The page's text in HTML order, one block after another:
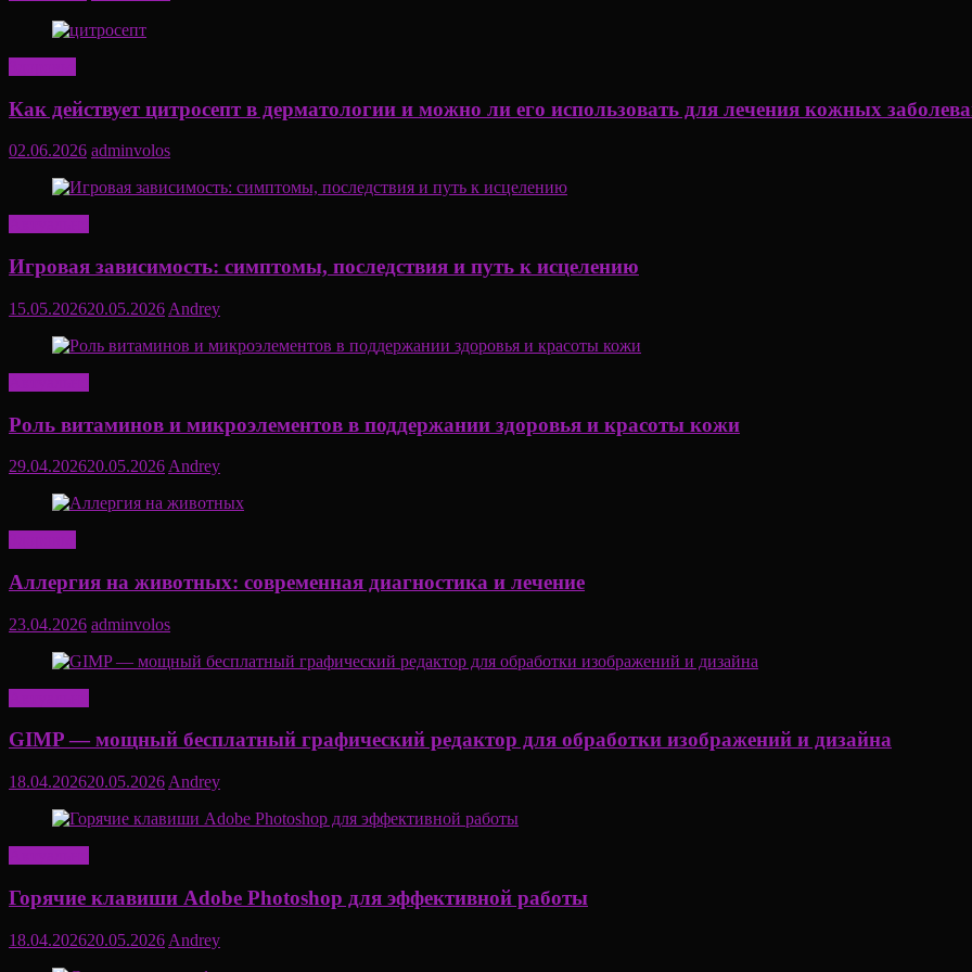
Как действует цитросепт в дерматологии и можно ли его использовать для лечения кожных
02.06.2026 adminvolos
Игровая зависимость: симптомы, последствия и путь к исцелению
15.05.202620.05.2026 Andrey
Роль витаминов и микроэлементов в поддержании здоровья и красоты кожи
29.04.202620.05.2026 Andrey
Аллергия на животных: современная диагностика и лечение
23.04.2026 adminvolos
GIMP — мощный бесплатный графический редактор для обработки изображений и дизайна
18.04.202620.05.2026 Andrey
Горячие клавиши Adobe Photoshop для эффективной работы
18.04.202620.05.2026 Andrey